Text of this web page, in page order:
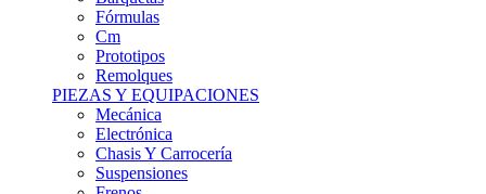
Fórmulas
Cm
Prototipos
Remolques
PIEZAS Y EQUIPACIONES
Mecánica
Electrónica
Chasis Y Carrocería
Suspensiones